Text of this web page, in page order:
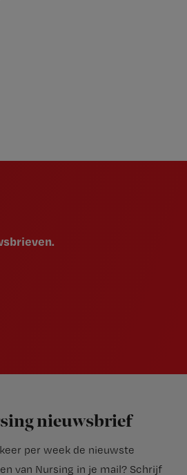
nieuwsbrief
per week de nieuwste
van Nursing in je mail? Schrijf